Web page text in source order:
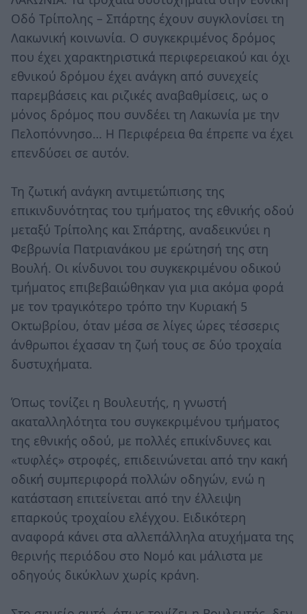
Οδό Τρίπολης – Σπάρτης έχουν συγκλονίσει τη
Λακωνική κοινωνία. Ο συγκεκριμένος δρόμος
που έχει χαρακτηριστικά περιφερειακού και όχι
εθνικού δρόμου έχει ανάγκη από συνεχείς
παρεμβάσεις και ριζικές αναβαθμίσεις, ως ο
μόνος δρόμος που συνδέει τη Λακωνία με την
Πελοπόννησο… Η Περιφέρεια θα έπρεπε να έχει
επενδύσει σε αυτόν.
Τη ζωτική ανάγκη αντιμετώπισης της
επικινδυνότητας του τμήματος της εθνικής οδού
μεταξύ Τρίπολης και Σπάρτης, αναδεικνύει η
Φεβρωνία Πατριανάκου με ερώτησή της στη
Βουλή. Οι κίνδυνοι του συγκεκριμένου οδικού
τμήματος επιβεβαιώθηκαν για μια ακόμα φορά
με τον τραγικότερο τρόπο την Κυριακή 5
Οκτωβρίου, όταν μέσα σε λίγες ώρες τέσσερις
άνθρωποι έχασαν τη ζωή τους σε δύο τροχαία
δυστυχήματα.
Όπως τονίζει η Βουλευτής, η γνωστή
ακαταλληλότητα του συγκεκριμένου τμήματος
της εθνικής οδού, με πολλές επικίνδυνες και
«τυφλές» στροφές, επιδεινώνεται από την κακή
οδική συμπεριφορά πολλών οδηγών, ενώ η
κατάσταση επιτείνεται από την έλλειψη
επαρκούς τροχαίου ελέγχου. Ειδικότερη
αναφορά κάνει στα αλλεπάλληλα ατυχήματα της
θερινής περιόδου στο Νομό και μάλιστα με
οδηγούς δικύκλων χωρίς κράνη.